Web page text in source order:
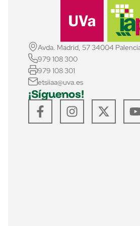
Avda. Madrid, 57 34004
979 108 300
979 108 301
etsiiaa@uva.es
¡Síguenos!